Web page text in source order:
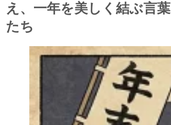
え、一年を美しく結ぶ言葉
たち